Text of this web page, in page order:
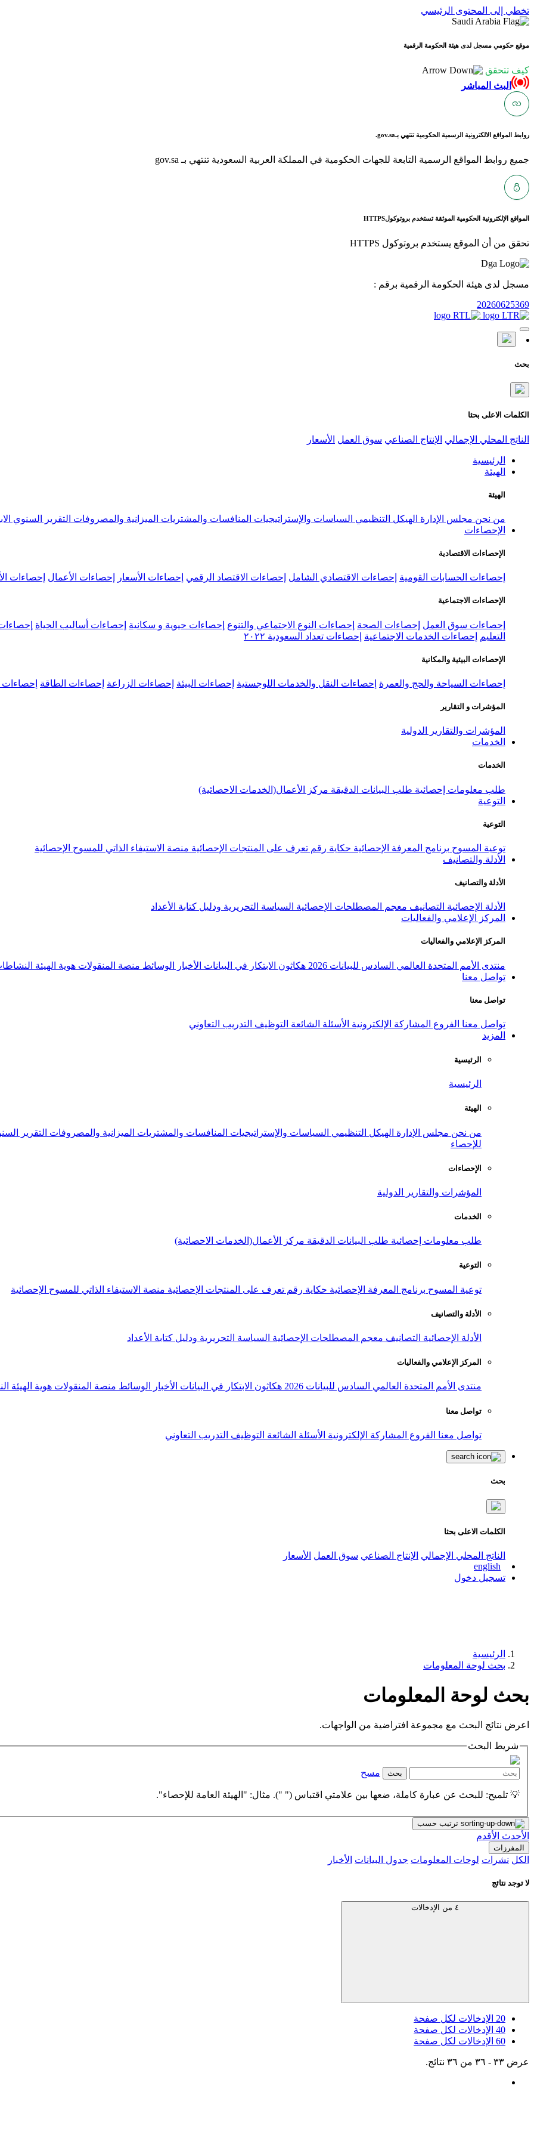
تخطي إلى المحتوى الرئيسي
موقع حكومي مسجل لدى هيئة الحكومة الرقمية
كيف تتحقق
البث المباشر
روابط المواقع الالكترونية الرسمية الحكومية تنتهي بـgov.sa.
جميع روابط المواقع الرسمية التابعة للجهات الحكومية في المملكة العربية السعودية تنتهي بـ gov.sa
المواقع الإلكترونية الحكومية الموثقة تستخدم بروتوكولHTTPS
تحقق من أن الموقع يستخدم بروتوكول HTTPS
مسجل لدى هيئة الحكومة الرقمية برقم :
20260625369
بحث
الكلمات الاعلى بحثا
الناتج المحلي الإجمالي الإنتاج الصناعي سوق العمل الأسعار
الرئيسية
الهيئة
الهيئة
من نحن مجلس الإدارة الهيكل التنظيمي السياسات والإستراتيجيات المنافسات والمشتريات الميزانية والمصروفات التقرير السنوي
الإحصاءات
الإحصاءات الاقتصادية
إحصاءات الحسابات القومية إحصاءات الاقتصادي الشامل إحصاءات الاقتصاد الرقمي إحصاءات الأسعار إحصاءات الأعمال إحصاءات
الإحصاءات الاجتماعية
إحصاءات سوق العمل إحصاءات الصحة إحصاءات النوع الاجتماعي والتنوع إحصاءات حيوية و سكانية إحصاءات أساليب الحياة
التعليم
إحصاءات الخدمات الاجتماعية إحصاءات تعداد السعودية ٢٠٢٢
الإحصاءات البيئية والمكانية
إحصاءات السياحة والحج والعمرة إحصاءات النقل والخدمات اللوجستية إحصاءات البيئة إحصاءات الزراعة إحصاءات الطاقة إحصاءات
المؤشرات و التقارير
المؤشرات والتقارير الدولية
الخدمات
الخدمات
طلب معلومات إحصائية طلب البيانات الدقيقة مركز الأعمال(الخدمات الاحصائية)
التوعية
التوعية
توعية المسوح برنامج المعرفة الإحصائية حكاية رقم تعرف على المنتجات الإحصائية منصة الاستيفاء الذاتي للمسوح الإحصائية
الأدلة والتصانيف
الأدلة والتصانيف
الأدلة الإحصائية التصانيف معجم المصطلحات الإحصائية السياسة التحريرية ودليل كتابة الأعداد
المركز الإعلامي والفعاليات
المركز الإعلامي والفعاليات
منتدى الأمم المتحدة العالمي السادس للبيانات 2026 هكاثون الابتكار في البيانات الأخبار الوسائط منصة المنقولات هوية الهيئة
تواصل معنا
تواصل معنا
تواصل معنا الفروع المشاركة الإلكترونية الأسئلة الشائعة التوظيف التدريب التعاوني
المزيد
الرئيسية
الرئيسية
الهيئة
من نحن مجلس الإدارة الهيكل التنظيمي السياسات والإستراتيجيات المنافسات والمشتريات الميزانية والمصروفات التقرير
للإحصاء
الإحصاءات
المؤشرات والتقارير الدولية
الخدمات
طلب معلومات إحصائية طلب البيانات الدقيقة مركز الأعمال(الخدمات الاحصائية)
التوعية
توعية المسوح برنامج المعرفة الإحصائية حكاية رقم تعرف على المنتجات الإحصائية منصة الاستيفاء الذاتي للمسوح الإحصائية
الأدلة والتصانيف
الأدلة الإحصائية التصانيف معجم المصطلحات الإحصائية السياسة التحريرية ودليل كتابة الأعداد
المركز الإعلامي والفعاليات
منتدى الأمم المتحدة العالمي السادس للبيانات 2026 هكاثون الابتكار في البيانات الأخبار الوسائط منصة المنقولات هوية الهيئة
تواصل معنا
تواصل معنا الفروع المشاركة الإلكترونية الأسئلة الشائعة التوظيف التدريب التعاوني
بحث
الكلمات الاعلى بحثا
الناتج المحلي الإجمالي الإنتاج الصناعي سوق العمل الأسعار
english
تسجيل دخول
الرئيسية
بحث لوحة المعلومات
بحث لوحة المعلومات
اعرض نتائج البحث مع مجموعة افتراضية من الواجهات.
شريط البحث
بحث مسح
💡 تلميح: للبحث عن عبارة كاملة، ضعها بين علامتي اقتباس (" "). مثال: "الهيئة العامة للإحصاء".
ترتيب حسب
الأحدث الأقدم
المفرزات
الكل نشرات لوحات المعلومات جدول البيانات الأخبار
لا توجد نتائج
٤ من الإدخالات
20 الإدخالات لكل صفحة
40 الإدخالات لكل صفحة
60 الإدخالات لكل صفحة
عرض ٣٣ - ٣٦ من ٣٦ نتائج.